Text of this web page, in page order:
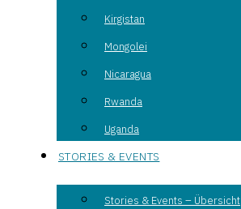
Kirgistan
Mongolei
Nicaragua
Rwanda
Uganda
STORIES & EVENTS
Stories & Events – Übersicht